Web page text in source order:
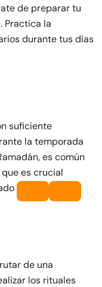
de preparar tu
Practica la
durante tus días
suficiente
la temporada
es común
es crucial
de una
los rituales